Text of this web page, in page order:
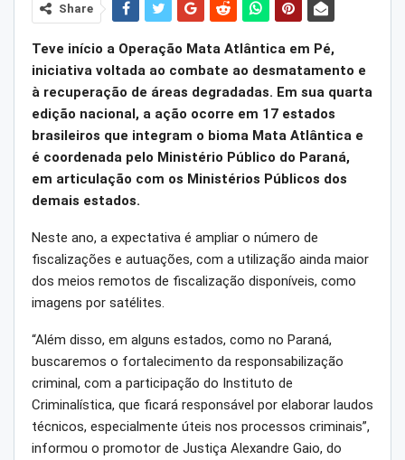
Share
Teve início a Operação Mata Atlântica em Pé,
iniciativa voltada ao combate ao desmatamento e
à recuperação de áreas degradadas. Em sua quarta
edição nacional, a ação ocorre em 17 estados
brasileiros que integram o bioma Mata Atlântica e
é coordenada pelo Ministério Público do Paraná,
em articulação com os Ministérios Públicos dos
demais estados.
Neste ano, a expectativa é ampliar o número de
fiscalizações e autuações, com a utilização ainda maior
dos meios remotos de fiscalização disponíveis, como
imagens por satélites.
“Além disso, em alguns estados, como no Paraná,
buscaremos o fortalecimento da responsabilização
criminal, com a participação do Instituto de
Criminalística, que ficará responsável por elaborar laudos
técnicos, especialmente úteis nos processos criminais”,
informou o promotor de Justiça Alexandre Gaio, do